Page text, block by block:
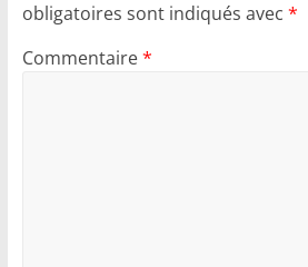
obligatoires sont indiqués avec *
Commentaire*